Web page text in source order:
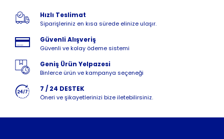
Hızlı Teslimat
Siparişleriniz en kısa sürede elinize ulaşır.
Güvenli Alışveriş
Güvenli ve kolay ödeme sistemi
Geniş Ürün Yelpazesi
Binlerce ürün ve kampanya seçeneği
7 / 24 DESTEK
Öneri ve şikayetlerinizi bize iletebilirsiniz.